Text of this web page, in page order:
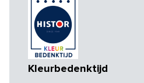
Kleurbedenktijd